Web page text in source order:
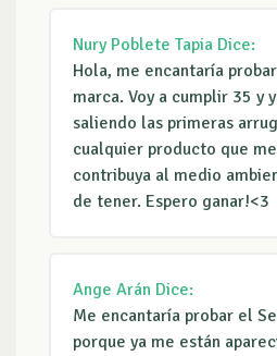
Nury Poblete Tapia Dice:
Hola, me encantaría
marca. Voy a cumplir 35 y
saliendo las primeras
cualquier producto que
contribuya al medio
de tener. Espero ganar!<3
Ange Arán Dice:
Me encantaría probar el
porque ya me están